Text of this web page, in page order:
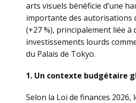
arts visuels bénéficie d’une
importante des autorisations
(+27 %), principalement liée à
investissements lourds
du Palais de Tokyo.
1. Un contexte budgétaire
Selon la Loi de finances 2026,